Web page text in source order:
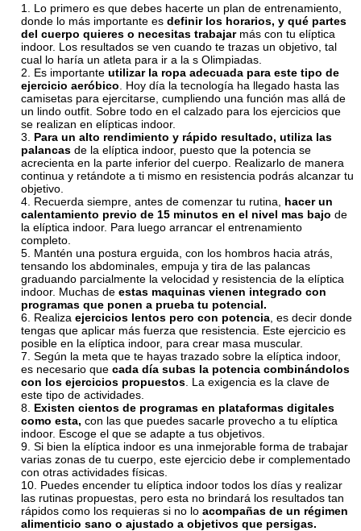
Lo primero es que debes hacerte un plan de entrenamiento,
donde lo más importante esdefinir los horarios, y qué partes
del cuerpo quieres o necesitas trabajarmás con tu elíptica
indoor. Los resultados se ven cuando te trazas un objetivo, tal
cual lo haría un atleta para ir a la s Olimpiadas.
Es importanteutilizar la ropa adecuada para este tipo de
ejercicio aeróbico . Hoy día la tecnología ha llegado hasta las
camisetas para ejercitarse, cumpliendo una función mas allá de
un lindo outfit. Sobre todo en el calzado para los ejercicios que
se realizan en elípticas indoor.
Para un alto rendimiento y rápido resultado, utiliza las
palancas de la elíptica indoor, puesto que la potencia se
acrecienta en la parte inferior del cuerpo. Realizarlo de manera
continua y retándote a ti mismo en resistencia podrás alcanzar tu
objetivo.
Recuerda siempre, antes de comenzar tu rutina, hacer un
calentamiento previo de 15 minutos en el nivel mas bajo de
la elíptica indoor. Para luego arrancar el entrenamiento
completo.
Mantén una postura erguida, con los hombros hacia atrás,
tensando los abdominales, empuja y tira de las palancas
graduando parcialmente la velocidad y resistencia de la elíptica
indoor. Muchas deestas maquinas vienen integrado con
programas que ponen a prueba tu potencial.
Realizaejercicios lentos pero con potencia , es decir donde
tengas que aplicar más fuerza que resistencia. Este ejercicio es
posible en la elíptica indoor, para crear masa muscular.
Según la meta que te hayas trazado sobre la elíptica indoor,
es necesario quecada día subas la potencia combinándolos
con los ejercicios propuestos . La exigencia es la clave de
este tipo de actividades.
Existen cientos de programas en plataformas digitales
como esta, con las que puedes sacarle provecho a tu elíptica
indoor. Escoge el que se adapte a tus objetivos.
Si bien la elíptica indoor es una inmejorable forma de trabajar
varias zonas de tu cuerpo, este ejercicio debe ir complementado
con otras actividades físicas.
Puedes encender tu elíptica indoor todos los días y realizar
las rutinas propuestas, pero esta no brindará los resultados tan
rápidos como los requieras si no loacompañas de un régimen
alimenticio sano o ajustado a objetivos que persigas.